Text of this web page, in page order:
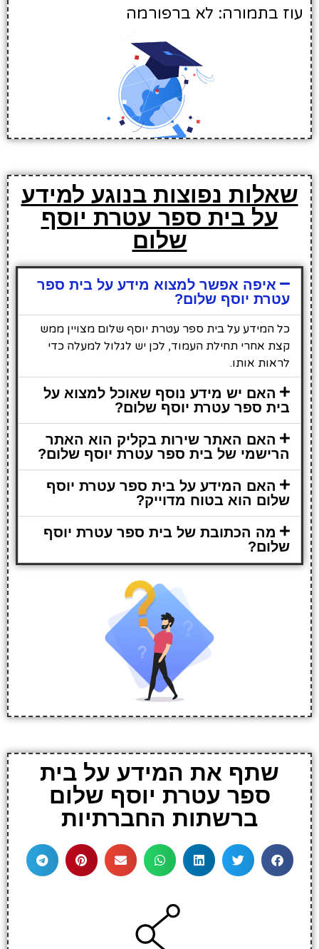
עוז בתמורה: לא ברפורמה
שאלות נפוצות בנוגע למידע
על בית ספר עטרת יוסף
שלום
איפה אפשר למצוא מידע על בית ספר
עטרת יוסף שלום?
כל המידע על בית ספר עטרת יוסף שלום מצויין ממש
קצת אחרי תחילת העמוד, לכן יש לגלול למעלה כדי
לראות אותו.
האם יש מידע נוסף שאוכל למצוא על
בית ספר עטרת יוסף שלום?
האם האתר שירות בקליק הוא האתר
הרישמי של בית ספר עטרת יוסף שלום?
האם המידע על בית ספר עטרת יוסף
שלום הוא בטוח מדוייק?
מה הכתובת של בית ספר עטרת יוסף
שלום?
שתף את המידע על בית
ספר עטרת יוסף שלום
ברשתות החברתיות